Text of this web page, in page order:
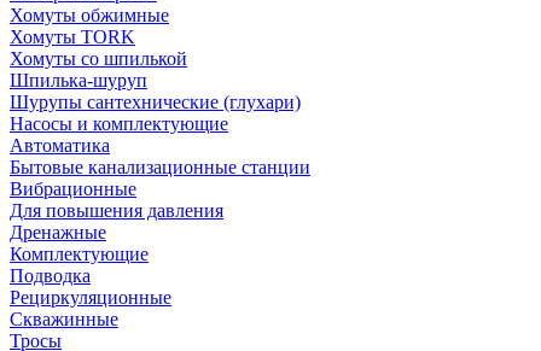
Хомуты обжимные
Хомуты TORK
Хомуты со шпилькой
Шпилька-шуруп
Шурупы сантехнические (глухари)
Насосы и комплектующие
Автоматика
Бытовые канализационные станции
Вибрационные
Для повышения давления
Дренажные
Комплектующие
Подводка
Рециркуляционные
Скважинные
Тросы